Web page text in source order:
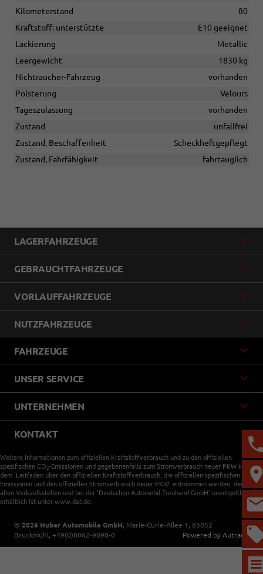
Kilometerstand
80
Kraftstoff: unterstützte
E10 geeignet
Lackierung
Metallic
Leergewicht
1830 kg
Nichtraucher-Fahrzeug
vorhanden
Polsterung
Velours
Tageszulassung
vorhanden
Zustand
unfallfrei
Zustand, Beschaffenheit
Scheckheftgepflegt
Zustand, Fahrfähigkeit
fahrtauglich
LAGERFAHRZEUGE
GEBRAUCHTFAHRZEUGE
VORLAUFFAHRZEUGE
NUTZFAHRZEUGE
FAHRZEUGE
UNSER SERVICE
UNTERNEHMEN
KONTAKT
Weitere Informationen zum offiziellen Kraftstoffverbrauch und zu den offiziellen
spezifischen CO 2-Emissionen und gegebenenfalls zum Stromverbrauch neuer PKW können
dem 'Leitfaden über den offiziellen Kraftstoffverbrauch, die offiziellen spezifischen CO2 -
Emissionen und den offiziellen Stromverbrauch neuer PKW' entnommen werden, der an
allen Verkaufsstellen und bei der 'Deutschen Automobil Treuhand GmbH' unentgeltlich
erhältlich ist unter www.dat.de.
© 2026 Huber Automobile GmbH, Marie-Curie-Allee 1 , 83052
Bruckmühl, +49(0)8062-9098-0 Powered by Autrado